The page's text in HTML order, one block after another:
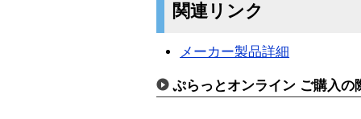
関連リンク
メーカー製品詳細
ぷらっとオンライン ご購入の